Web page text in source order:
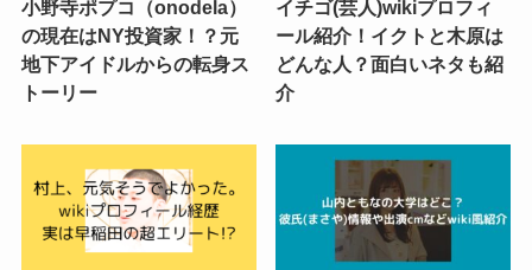
小野寺ポプコ（onodela）
の現在はNY投資家！？元
地下アイドルからの転身ス
トーリー
イチゴ(芸人)wikiプロフィ
ール紹介！イクトと木原は
どんな人？面白いネタも紹
介